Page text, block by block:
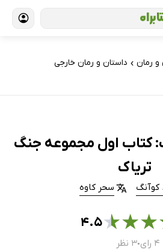
و رمان › داستان و رمان خارجی
کتاب اول مجموعه جنگ
تریاک
کوآنگ سحر کاوه
★
★
★۴.۵
۴ رای ●۳ نظر